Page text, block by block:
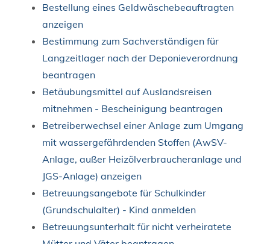
Bestellung eines Geldwäschebeauftragten
anzeigen
Bestimmung zum Sachverständigen für
Langzeitlager nach der Deponieverordnung
beantragen
Betäubungsmittel auf Auslandsreisen
mitnehmen - Bescheinigung beantragen
Betreiberwechsel einer Anlage zum Umgang
mit wassergefährdenden Stoffen (AwSV-
Anlage, außer Heizölverbraucheranlage und
JGS-Anlage) anzeigen
Betreuungsangebote für Schulkinder
(Grundschulalter) - Kind anmelden
Betreuungsunterhalt für nicht verheiratete